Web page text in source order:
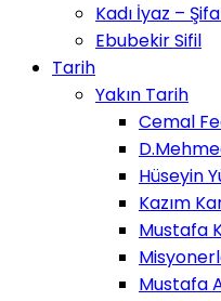
Kadı İyaz –
Ebubekir Sifil
Tarih
Yakın Tarih
Cemal
Hüseyin
Kazım
Mustafa
Mustafa